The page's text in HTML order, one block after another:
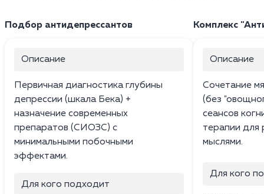
Подбор антидепрессантов
Описание
Первичная диагностика глубины
депрессии (шкала Бека) +
назначение современных
препаратов (СИОЗС) с
минимальными побочными
эффектами.
Для кого подходит
Комплекс
Описание
Сочетание
(без
сеансов
терапии для
мыслями.
Для кого